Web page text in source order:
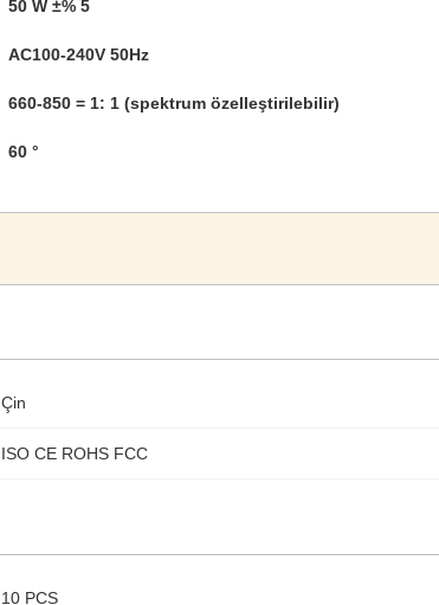
50 W ±% 5
AC100-240V 50Hz
660-850 = 1: 1 (spektrum özelleştirilebilir)
60 °
Çin
ISO CE ROHS FCC
10 PCS